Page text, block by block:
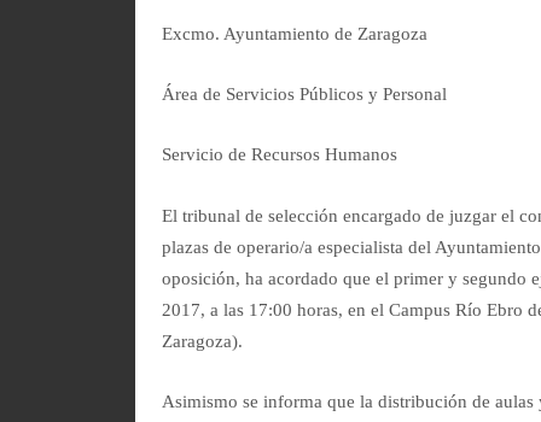
Excmo. Ayuntamiento de Zaragoza
Área de Servicios Públicos y Personal
Servicio de Recursos
El tribunal de selección encargado de juzgar el
plazas de operario/a especialista del
oposición, ha acordado que el primer y segundo
2017, a las 17:00 horas, en el Campus Río Ebro
Zaragoza).
Asimismo se informa que la distribución de